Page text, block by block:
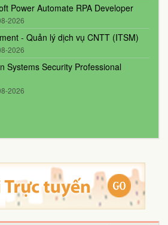
Power Automate RPA Developer
2026
- Quản lý dịch vụ CNTT (ITSM)
2026
Systems Security Professional
2026